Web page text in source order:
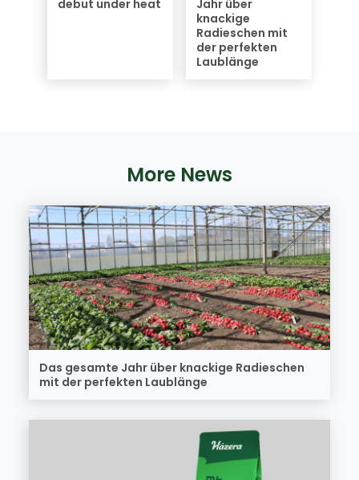
debut under heat
Jahr über
knackige
Radieschen mit
der perfekten
Laublänge
More News
Das gesamte Jahr über knackige Radieschen
mit der perfekten Laublänge